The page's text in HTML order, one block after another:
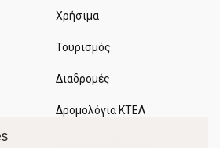
Χρήσιμα
Τουρισμός
Διαδρομές
Δρομολόγια ΚΤΕΛ